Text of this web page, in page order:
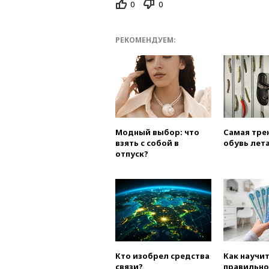
0 0
РЕКОМЕНДУЕМ:
Модный выбор: что
взять с собой в
отпуск?
Самая
обувь
Кто изобрел средства
связи?
Как
правильно